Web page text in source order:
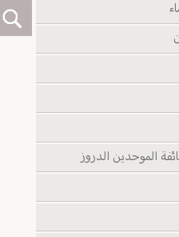
الموحدين الدروز